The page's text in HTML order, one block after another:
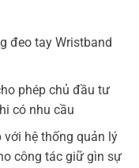
đeo tay Wristband
phép chủ đầu tư
có nhu cầu
hệ thống quản lý
công tác giữ gìn sự